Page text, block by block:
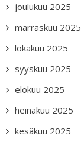
joulukuu 2025
marraskuu 2025
lokakuu 2025
syyskuu 2025
elokuu 2025
heinäkuu 2025
kesäkuu 2025